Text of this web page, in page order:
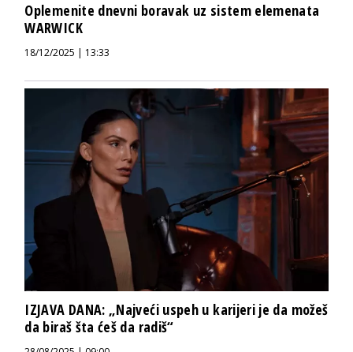
Oplemenite dnevni boravak uz sistem elemenata
WARWICK
18/12/2025 | 13:33
IZJAVA DANA: „Najveći uspeh u karijeri je da možeš
da biraš šta ćeš da radiš“